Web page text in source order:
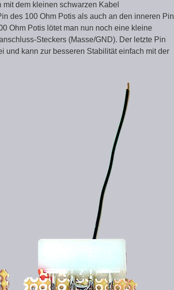
dem kleinen schwarzen Kabel
des 100 Ohm Potis als auch an den inneren Pin
Ohm Potis lötet man nun noch eine kleine
Steckers (Masse/GND). Der letzte Pin
und kann zur besseren Stabilität einfach mit der